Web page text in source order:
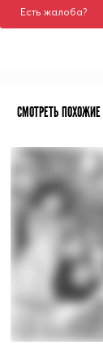
Есть жалоба?
СМОТРЕТЬ ПОХОЖИЕ